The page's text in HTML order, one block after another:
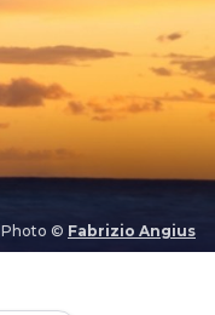
Photo © Fabrizio Angius